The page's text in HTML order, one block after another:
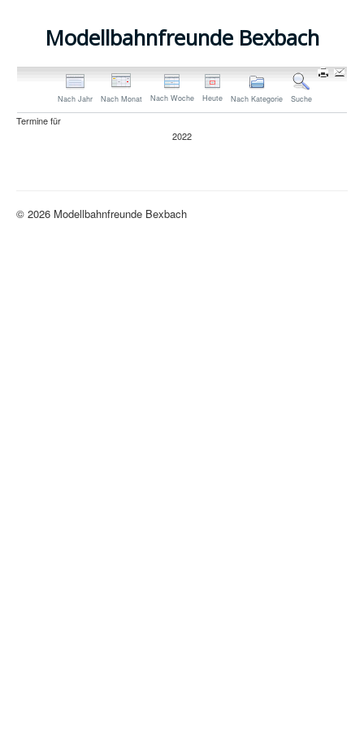
Modellbahnfreunde Bexbach
Nach Jahr Nach Monat Nach Woche Heute Nach Kategorie Suche
Termine für
2022
© 2026 Modellbahnfreunde Bexbach